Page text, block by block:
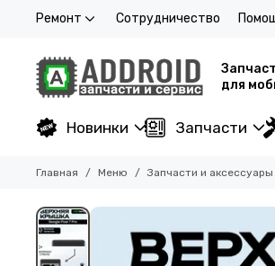
Ремонт Сотрудничество
для
Новинки Запчасти
Главная Меню Запчасти и аксессуары